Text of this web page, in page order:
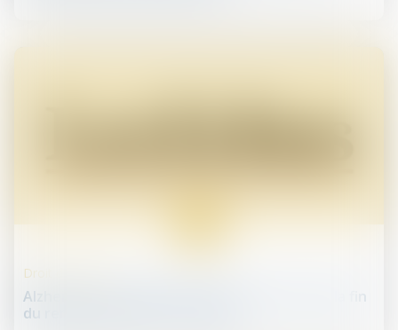
Alzheimer : des médecins protestent contre la fin
du remboursement - Les Echos
Droit de la santé